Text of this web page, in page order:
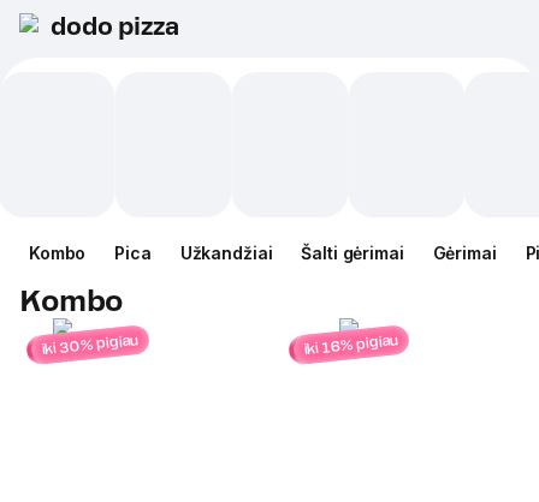
dodo pizza
Kombo Pica Užkandžiai Šalti gėrimai Gėrimai
Kombo
iki 30% pigiau iki 16% pigiau